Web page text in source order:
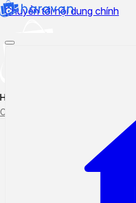
Chuyển tới nội dung chính
Hướng dẫn sử dụng
Cập nhật tính năng mới